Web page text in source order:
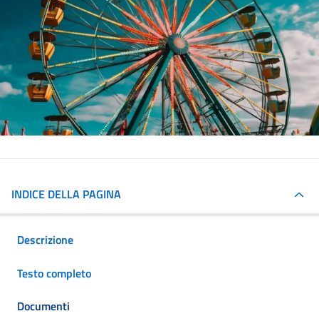
INDICE DELLA PAGINA
Descrizione
Testo completo
Documenti